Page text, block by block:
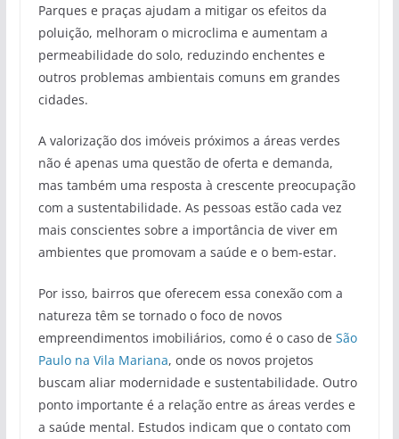
Parques e praças ajudam a mitigar os efeitos da
poluição, melhoram o microclima e aumentam a
permeabilidade do solo, reduzindo enchentes e
outros problemas ambientais comuns em grandes
cidades.
A valorização dos imóveis próximos a áreas verdes
não é apenas uma questão de oferta e demanda,
mas também uma resposta à crescente preocupação
com a sustentabilidade. As pessoas estão cada vez
mais conscientes sobre a importância de viver em
ambientes que promovam a saúde e o bem-estar.
Por isso, bairros que oferecem essa conexão com a
natureza têm se tornado o foco de novos
empreendimentos imobiliários, como é o caso de São
Paulo na Vila Mariana, onde os novos projetos
buscam aliar modernidade e sustentabilidade. Outro
ponto importante é a relação entre as áreas verdes e
a saúde mental. Estudos indicam que o contato com